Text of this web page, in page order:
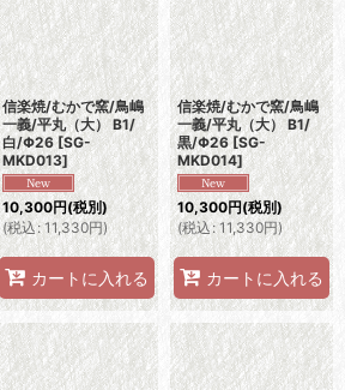
信楽焼/むかで窯/鳥嶋
一義/平丸（大） B1/
白/Φ26 [SG-
MKD013]
10,300円(税別)
(税込: 11,330円)
カートに入れる
信楽焼/むかで窯/鳥嶋
一義/平丸（大） B1/
黒/Φ26 [SG-
MKD014]
10,300円(税別)
(税込: 11,330円)
カートに入れる